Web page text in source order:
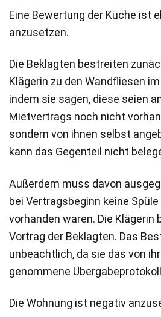
Eine Bewertung der Küche ist
anzusetzen.
Die Beklagten bestreiten
Klägerin zu den Wandfliesen
indem sie sagen, diese seien
Mietvertrags noch nicht
sondern von ihnen selbst
kann das Gegenteil nicht
Außerdem muss davon
bei Vertragsbeginn keine
vorhanden waren. Die
Vortrag der Beklagten. Das
unbeachtlich, da sie das von
genommene
Die Wohnung ist negativ